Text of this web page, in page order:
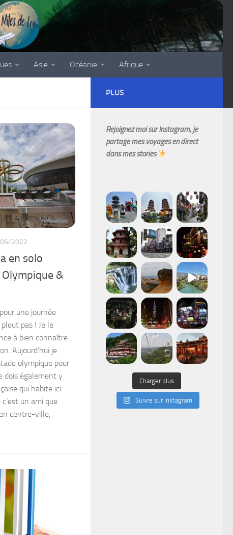
Asie Océanie Afrique
2022
en solo
&
une journée
pas ! Je le
à bien connaître
Aujourd’hui je
olympique pour
dois également y
qui habite ici.
un ami que
en centre-ville,
PLUS
Rejoignez moi sur Instagram, je
partage mes voyages en direct
dans mes stories
Charger plus
Suivre sur Instagram